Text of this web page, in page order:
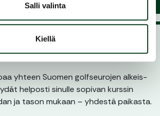
Salli valinta
Kiellä
yhteen Suomen golfseurojen alkeis-
helposti sinulle sopivan kurssin
ja tason mukaan – yhdestä paikasta.